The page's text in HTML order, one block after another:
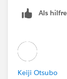
Als
Keiji Otsubo